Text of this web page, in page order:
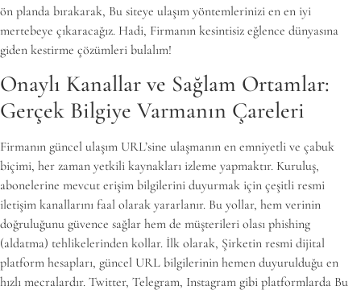
ön planda bırakarak, Bu siteye ulaşım yöntemlerinizi en en iyi
mertebeye çıkaracağız. Hadi, Firmanın kesintisiz eğlence dünyasına
giden kestirme çözümleri bulalım!
Onaylı Kanallar ve Sağlam Ortamlar:
Gerçek Bilgiye Varmanın Çareleri
Firmanın güncel ulaşım URL’sine ulaşmanın en emniyetli ve çabuk
biçimi, her zaman yetkili kaynakları izleme yapmaktır. Kuruluş,
abonelerine mevcut erişim bilgilerini duyurmak için çeşitli resmi
iletişim kanallarını faal olarak yararlanır. Bu yollar, hem verinin
doğruluğunu güvence sağlar hem de müşterileri olası phishing
(aldatma) tehlikelerinden kollar. İlk olarak, Şirketin resmi dijital
platform hesapları, güncel URL bilgilerinin hemen duyurulduğu en
hızlı mecralardır. Twitter, Telegram, Instagram gibi platformlarda Bu